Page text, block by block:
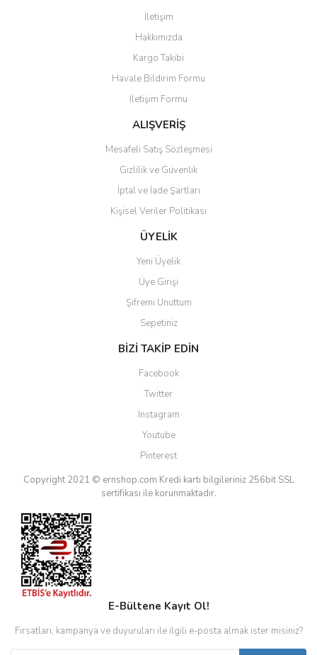
Ürün resmi kalitesiz, bozuk veya görüntülenemiyor.
Ürün açıklamasında eksik bilgiler bulunuyor.
Ürün bilgilerinde hatalar bulunuyor.
Ürün fiyatı diğer sitelerden daha pahalı.
Bu ürüne benzer farklı alternatifler olmalı.
Gönder
İletişim
Hakkımızda
Kargo Takibi
Havale Bildirim Formu
İletişim Formu
ALIŞVERİŞ
Mesafeli Satış Sözleşmesi
Gizlilik ve Güvenlik
İptal ve İade Şartları
Kişisel Veriler Politikası
ÜYELİK
Yeni Üyelik
Üye Girişi
Şifremi Unuttum
Sepetiniz
BİZİ TAKİP EDİN
Facebook
Twitter
Instagram
Youtube
Pinterest
Copyright 2021 © ernshop.com Kredi kartı bilgileriniz 256bit SSL
sertifikası ile korunmaktadır.
E-Bültene Kayıt Ol!
Fırsatları, kampanya ve duyuruları ile ilgili e-posta almak ister misiniz?